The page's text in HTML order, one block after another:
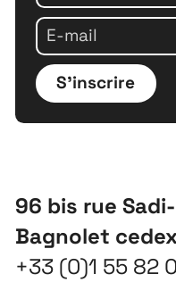
S'inscrire
96 bis rue
Bagnolet
+33 (0)1 55 82